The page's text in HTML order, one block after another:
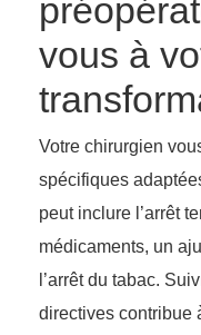
vous à
Votre chirurgien
spécifiques
peut inclure l’arrêt
médicaments, un
l’arrêt du tabac.
directives contribue